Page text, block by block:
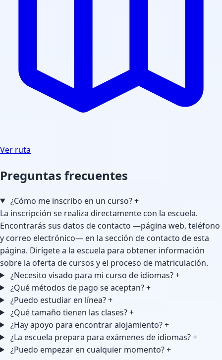
Ver ruta
Preguntas frecuentes
¿Cómo me inscribo en un curso?+
La inscripción se realiza directamente con la escuela.
Encontrarás sus datos de contacto —página web, teléfono
y correo electrónico— en la sección de contacto de esta
página. Dirígete a la escuela para obtener información
sobre la oferta de cursos y el proceso de matriculación.
¿Necesito visado para mi curso de idiomas?+
¿Qué métodos de pago se aceptan?+
¿Puedo estudiar en línea?+
¿Qué tamaño tienen las clases?+
¿Hay apoyo para encontrar alojamiento?+
¿La escuela prepara para exámenes de idiomas?+
¿Puedo empezar en cualquier momento?+